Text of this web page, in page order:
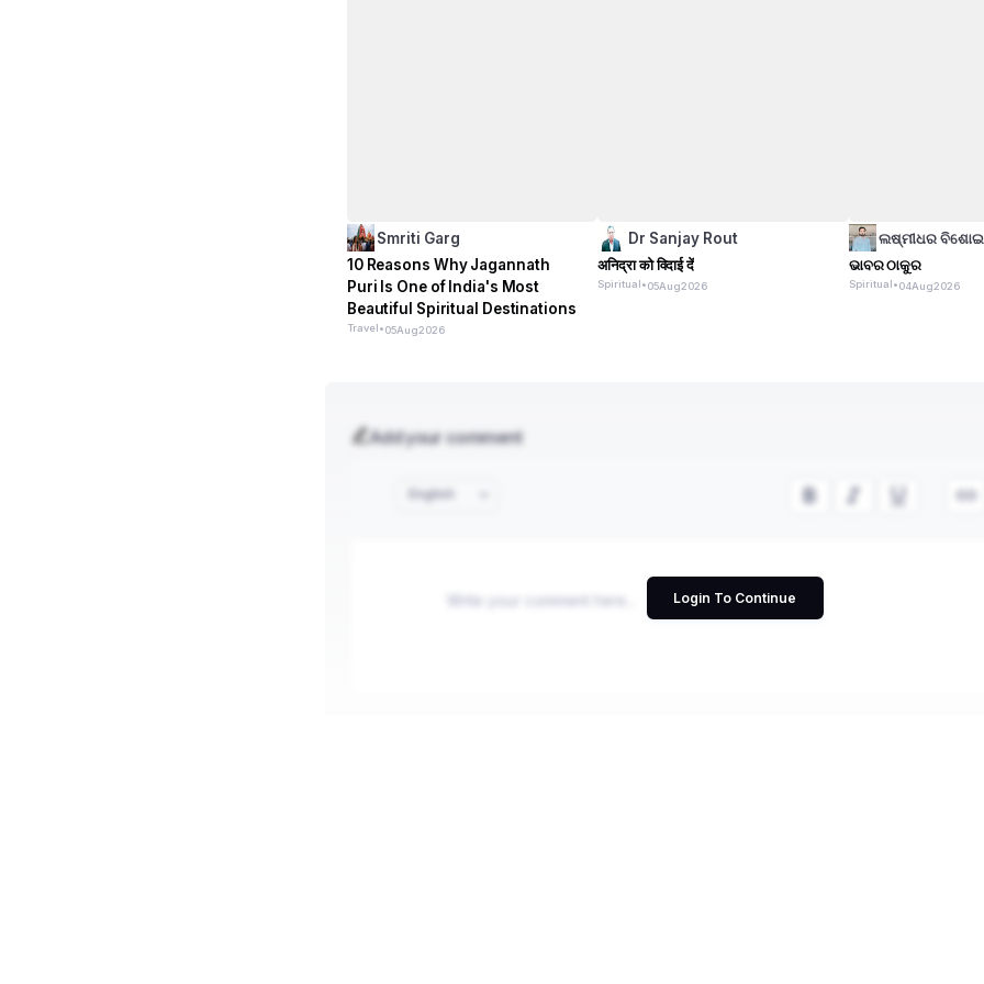
Smriti Garg
10 Reasons Why Jagannath
Puri Is One of India's Most
Beautiful Spiritual Destinations
Travel•05Aug2026
Dr Sanjay Rout
अनिद्रा को विदाई दें
Spiritual•05Aug2026
ଲଷ୍ମୀଧର ବିଶୋଇ
ଭାବର ଠାକୁର
Spiritual•04Aug2026
Add your comment
Login To Continue
English